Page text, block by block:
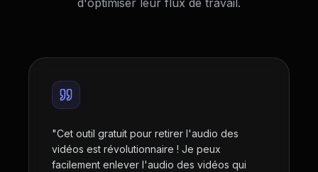
d'optimiser leur flux de travail.
"Cet outil gratuit pour retirer l'audio des
vidéos est révolutionnaire ! Je peux
facilement enlever l'audio des vidéos qui